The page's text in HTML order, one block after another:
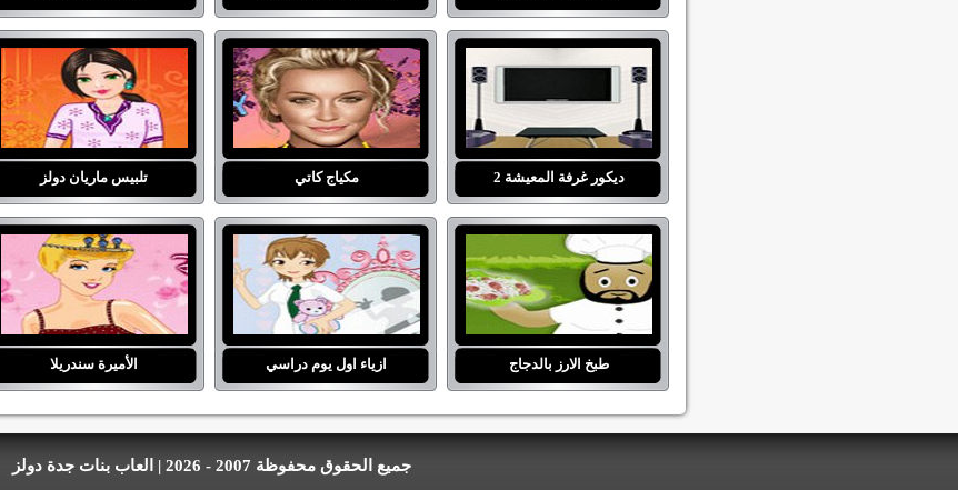
ديكور غرفة المعيشة 2 مكياج كاتي تلبيس ماريان دولز
طبخ الارز بالدجاج ازياء اول يوم دراسي الأميرة سندريلا
جميع الحقوق محفوظة 2007 - 2026 | العاب بنات جدة دولز